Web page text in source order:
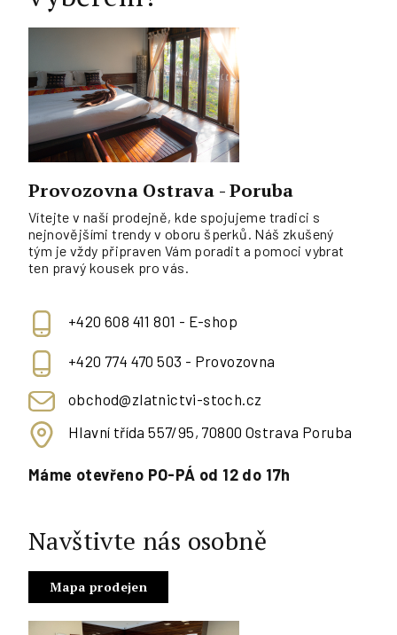
Provozovna Ostrava - Poruba
Vítejte v naší prodejně, kde spojujeme tradici s
nejnovějšími trendy v oboru šperků. Náš zkušený
tým je vždy připraven Vám poradit a pomoci vybrat
ten pravý kousek pro vás.
+420 608 411 801 - E-shop
+420 774 470 503 - Provozovna
obchod@zlatnictvi-stoch.cz
Hlavní třída 557/95, 70800 Ostrava Poruba
Máme otevřeno PO-PÁ od 12 do 17h
Navštivte nás osobně
Mapa prodejen